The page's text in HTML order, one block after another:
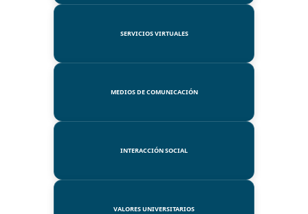
SERVICIOS VIRTUALES
MEDIOS DE COMUNICACIÓN
INTERACCIÓN SOCIAL
VALORES UNIVERSITARIOS